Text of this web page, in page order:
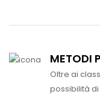
METODI
Oltre ai
possibilità